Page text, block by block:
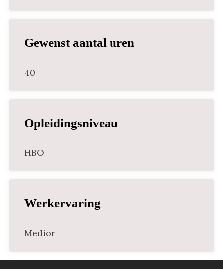
Gewenst aantal uren
40
Opleidingsniveau
HBO
Werkervaring
Medior